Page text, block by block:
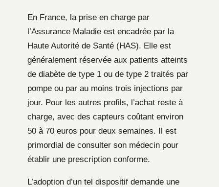
En France, la prise en charge par
l’Assurance Maladie est encadrée par la
Haute Autorité de Santé (HAS). Elle est
généralement réservée aux patients atteints
de diabète de type 1 ou de type 2 traités par
pompe ou par au moins trois injections par
jour. Pour les autres profils, l’achat reste à
charge, avec des capteurs coûtant environ
50 à 70 euros pour deux semaines. Il est
primordial de consulter son médecin pour
établir une prescription conforme.
L’adoption d’un tel dispositif demande une